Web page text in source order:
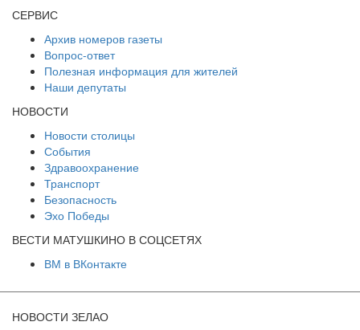
СЕРВИС
Архив номеров газеты
Вопрос-ответ
Полезная информация для жителей
Наши депутаты
НОВОСТИ
Новости столицы
События
Здравоохранение
Транспорт
Безопасность
Эхо Победы
ВЕСТИ МАТУШКИНО В СОЦСЕТЯХ
ВМ в ВКонтакте
НОВОСТИ ЗЕЛАО